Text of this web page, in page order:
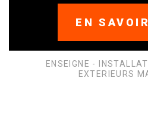
EN
ENSEIGNE -
EXTERIEURS